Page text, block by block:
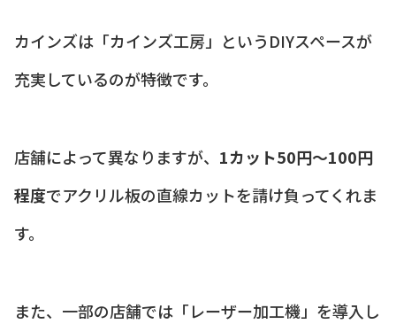
カインズは「カインズ工房」というDIYスペースが
充実しているのが特徴です。
店舗によって異なりますが、 1カット50円〜100円
程度でアクリル板の直線カットを請け負ってくれま
す。
また、一部の店舗では「レーザー加工機」を導入し